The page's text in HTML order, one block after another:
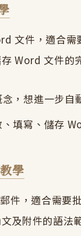
文件，適合
Word 文件的
，想進一步自
填寫、儲存
學
件，適合需要
及附件的語法